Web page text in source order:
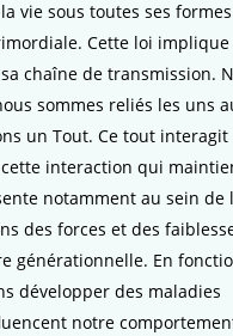
vie sous toutes ses
Cette loi
chaîne de transmission.
sommes reliés les uns
un Tout. Ce tout interagit
cette interaction qui
notamment au sein de
des forces et des
générationnelle. En
développer des maladies
notre